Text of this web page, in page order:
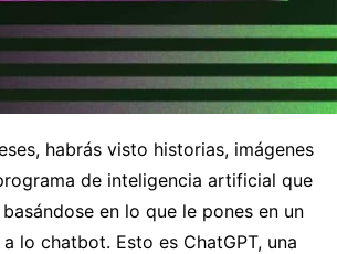
habrás visto historias, imágenes
de inteligencia artificial que
en lo que le pones en un
lo chatbot. Esto es ChatGPT, una